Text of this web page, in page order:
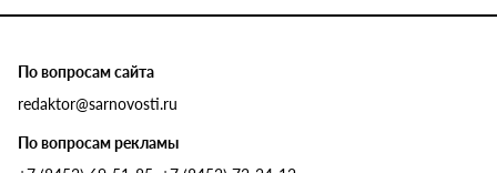
По вопросам сайта
redaktor@sarnovosti.ru
По вопросам рекламы